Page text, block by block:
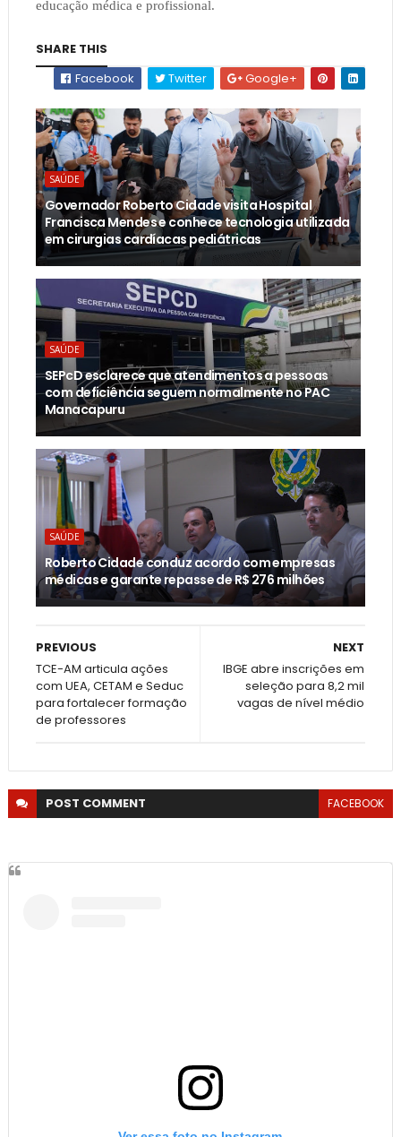
educação médica e profissional.
SHARE THIS
Facebook
Twitter Google+
SAÚDE
Governador Roberto Cidade visita Hospital
Francisca Mendes e conhece tecnologia utilizada
em cirurgias cardíacas pediátricas
SAÚDE
SEPcD esclarece que atendimentos a pessoas
com deficiência seguem normalmente no PAC
Manacapuru
SAÚDE
Roberto Cidade conduz acordo com empresas
médicas e garante repasse de R$ 276 milhões
NEXT
IBGE abre inscrições em
seleção para 8,2 mil
vagas de nível médio
PREVIOUS
TCE-AM articula ações
com UEA, CETAM e Seduc
para fortalecer formação
de professores
POST COMMENT FACEBOOK